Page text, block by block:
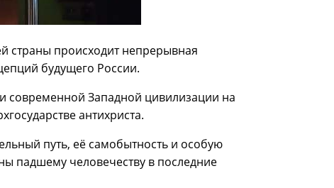
страны происходит непрерывная
будущего России.
современной Западной цивилизации на
антихриста.
путь, её самобытность и особую
падшему человечеству в последние